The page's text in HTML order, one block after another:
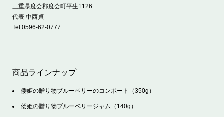
三重県度会郡度会町平生1126
代表 中西貞
Tel:0596-62-0777
商品ラインナップ
倭姫の贈り物ブルーベリーのコンポート（350g）
倭姫の贈り物ブルーベリージャム（140g）